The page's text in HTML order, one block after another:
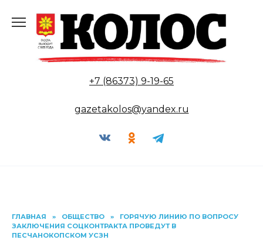
содержанию
+7 (86373) 9-19-65
gazetakolos@yandex.ru
ГЛАВНАЯ » ОБЩЕСТВО »
ГОРЯЧУЮ ЛИНИЮ ПО ВОПРОСУ
ЗАКЛЮЧЕНИЯ СОЦКОНТРАКТА ПРОВЕДУТ В
ПЕСЧАНОКОПСКОМ УСЗН